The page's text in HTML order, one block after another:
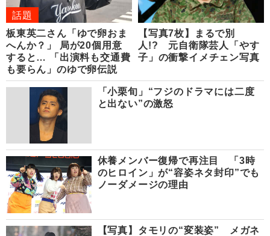
話題
板東英二さん「ゆで卵おま
へんか？」 局が20個用意
すると… 「出演料も交通費
も要らん」のゆで卵伝説
【写真7枚】まるで別
人!? 元自衛隊芸人「やす
子」の衝撃イメチェン写真
「小栗旬」“フジのドラマには二度
と出ない”の激怒
休養メンバー復帰で再注目 「3時
のヒロイン」が“容姿ネタ封印”でも
ノーダメージの理由
【写真】タモリの“変装姿” メガネ